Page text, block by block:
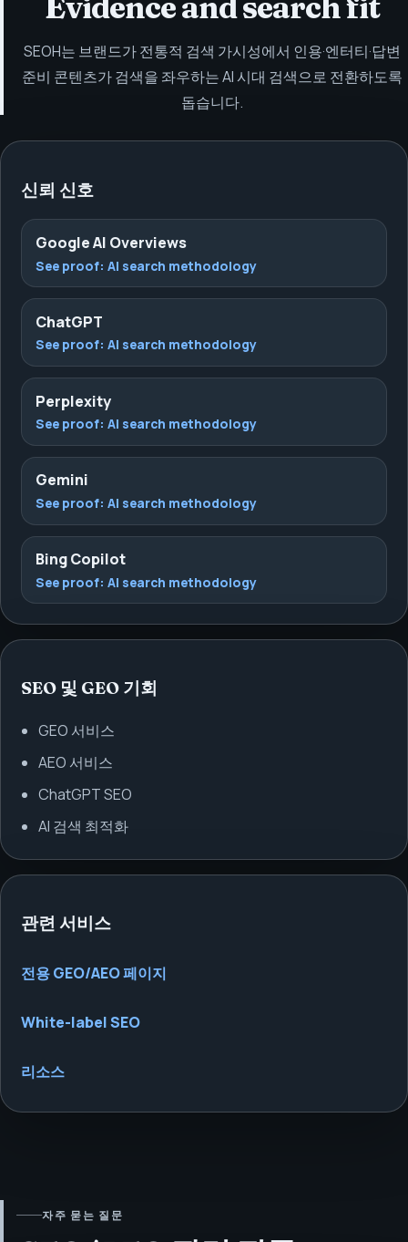
SEOH는 브랜드가 전통적 검색 가시성에서 인용·엔터티·답변
준비 콘텐츠가 검색을 좌우하는 AI 시대 검색으로 전환하도록
돕습니다.
신뢰 신호
Google AI Overviews
See proof: AI search methodology
ChatGPT
See proof: AI search methodology
Perplexity
See proof: AI search methodology
Gemini
See proof: AI search methodology
Bing Copilot
See proof: AI search methodology
SEO 및 GEO 기회
GEO 서비스
AEO 서비스
ChatGPT SEO
AI 검색 최적화
관련 서비스
전용 GEO/AEO 페이지
White-label SEO
리소스
자주 묻는 질문